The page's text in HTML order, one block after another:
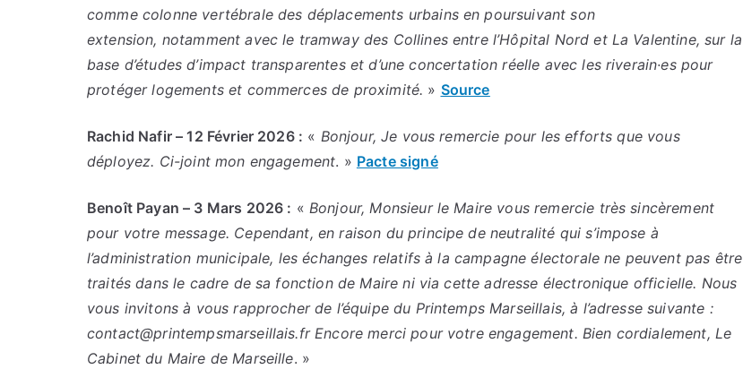
comme colonne vertébrale des déplacements urbains en poursuivant son
extension, notamment avec le tramway des Collines entre l’Hôpital Nord et La Valentine, sur la
base d’études d’impact transparentes et d’une concertation réelle avec les riverain·es pour
protéger logements et commerces de proximité. » Source
Rachid Nafir – 12 Février 2026 : « Bonjour, Je vous remercie pour les efforts que vous
déployez. Ci-joint mon engagement. » Pacte signé
Benoît Payan – 3 Mars 2026 : « Bonjour, Monsieur le Maire vous remercie très sincèrement
pour votre message. Cependant, en raison du principe de neutralité qui s’impose à
l’administration municipale, les échanges relatifs à la campagne électorale ne peuvent pas être
traités dans le cadre de sa fonction de Maire ni via cette adresse électronique officielle. Nous
vous invitons à vous rapprocher de l’équipe du Printemps Marseillais, à l’adresse suivante :
contact@printempsmarseillais.fr Encore merci pour votre engagement. Bien cordialement, Le
Cabinet du Maire de Marseille. »